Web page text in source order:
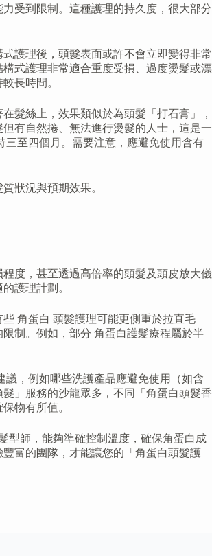
受到限制。這種護理的持久度，很大部分
護理後，頭髮表面或許不會立即變得非常
式護理非常適合重度受損、過度燙髮或漂
長時間。
髮絲上，效果類似於為頭髮「打石膏」，
有自然捲、無法進行燙髮的人士，這是一
至四個月。需要注意，應避免使用含有
狀況與預期效果。
度，甚至透過高倍率的頭髮及頭皮放大儀
護理計劃。
角蛋白 頭髮護理可能更側重於拉直毛
制。例如，部分 角蛋白護髮療程屬於半
，例如哪些洗護產品應避免使用（如含
」服務的沙龍眾多，不同「角蛋白頭髮香
物有所值。
型師，能夠準確控制溫度，確保角蛋白成
富的團隊，才能讓您的「角蛋白頭髮護